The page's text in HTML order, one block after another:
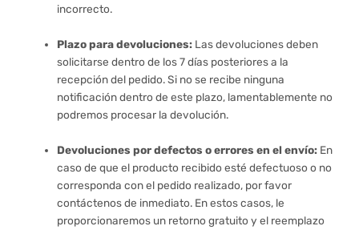
incorrecto.
Plazo para devoluciones: Las devoluciones deben
solicitarse dentro de los 7 días posteriores a la
recepción del pedido. Si no se recibe ninguna
notificación dentro de este plazo, lamentablemente no
podremos procesar la devolución.
Devoluciones por defectos o errores en el envío: En
caso de que el producto recibido esté defectuoso o no
corresponda con el pedido realizado, por favor
contáctenos de inmediato. En estos casos, le
proporcionaremos un retorno gratuito y el reemplazo